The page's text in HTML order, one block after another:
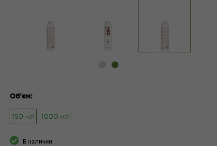
Об'єм:
150 мл 1000 мл
В наличии